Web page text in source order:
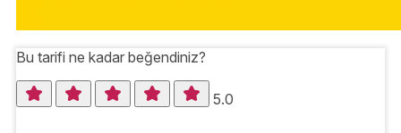
Bu tarifi ne kadar beğendiniz?
5.0